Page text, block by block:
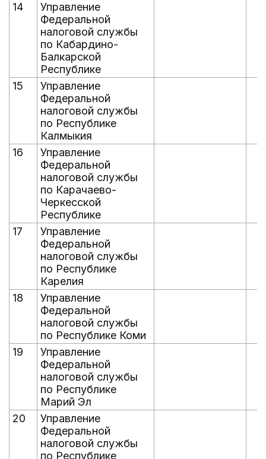
14
Управление
Федеральной
налоговой службы
по Кабардино-
Балкарской
Республике
15
Управление
Федеральной
налоговой службы
по Республике
Калмыкия
16
Управление
Федеральной
налоговой службы
по Карачаево-
Черкесской
Республике
17
Управление
Федеральной
налоговой службы
по Республике
Карелия
18
Управление
Федеральной
налоговой службы
по Республике Коми
19
Управление
Федеральной
налоговой службы
по Республике
Марий Эл
20
Управление
Федеральной
налоговой службы
по Республике